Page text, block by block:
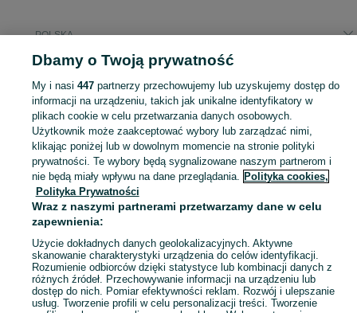
POLSKA
Sprzedaż laptopów Asus w Polsce ▶️ VivoBook, ZenBook, ROG i inne serie ✅ Nowe i używane w okazyjnych cenach ☝ Sprawdź ogłoszenia i kupuj online na OLX.pl!
Mapa kategorii
Mapa miejscowości
Mapa ministron
Popularne wyszukiwania
Dbamy o Twoją prywatność
My i nasi 447partnerzy przechowujemy lub uzyskujemy dostęp do
informacji na urządzeniu, takich jak unikalne identyfikatory w
plikach cookie w celu przetwarzania danych osobowych.
Użytkownik może zaakceptować wybory lub zarządzać nimi,
klikając poniżej lub w dowolnym momencie na stronie polityki
prywatności. Te wybory będą sygnalizowane naszym partnerom i
nie będą miały wpływu na dane przeglądania. Polityka cookies,
Polityka Prywatności
Wraz z naszymi partnerami przetwarzamy dane w celu
zapewnienia:
Użycie dokładnych danych geolokalizacyjnych. Aktywne
skanowanie charakterystyki urządzenia do celów identyfikacji.
Rozumienie odbiorców dzięki statystyce lub kombinacji danych z
różnych źródeł. Przechowywanie informacji na urządzeniu lub
dostęp do nich. Pomiar efektywności reklam. Rozwój i ulepszanie
usług. Tworzenie profili w celu personalizacji treści. Tworzenie